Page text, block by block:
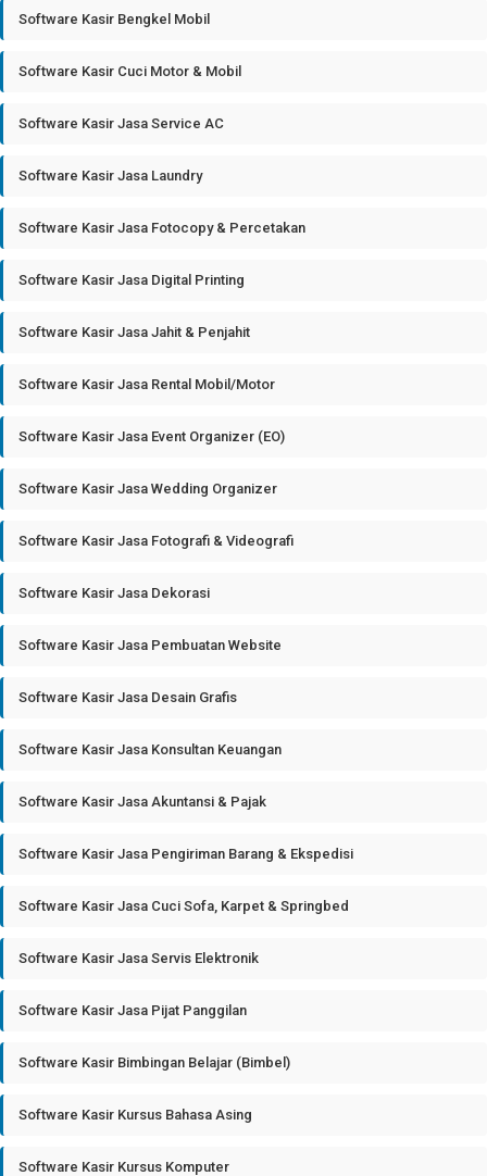
Software Kasir Bengkel Mobil
Software Kasir Cuci Motor & Mobil
Software Kasir Jasa Service AC
Software Kasir Jasa Laundry
Software Kasir Jasa Fotocopy & Percetakan
Software Kasir Jasa Digital Printing
Software Kasir Jasa Jahit & Penjahit
Software Kasir Jasa Rental Mobil/Motor
Software Kasir Jasa Event Organizer (EO)
Software Kasir Jasa Wedding Organizer
Software Kasir Jasa Fotografi & Videografi
Software Kasir Jasa Dekorasi
Software Kasir Jasa Pembuatan Website
Software Kasir Jasa Desain Grafis
Software Kasir Jasa Konsultan Keuangan
Software Kasir Jasa Akuntansi & Pajak
Software Kasir Jasa Pengiriman Barang & Ekspedisi
Software Kasir Jasa Cuci Sofa, Karpet & Springbed
Software Kasir Jasa Servis Elektronik
Software Kasir Jasa Pijat Panggilan
Software Kasir Bimbingan Belajar (Bimbel)
Software Kasir Kursus Bahasa Asing
Software Kasir Kursus Komputer